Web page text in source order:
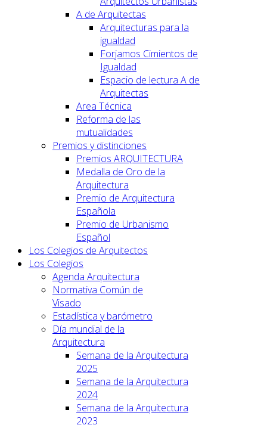
A de Arquitectas
Arquitecturas para la
igualdad
Forjamos Cimientos de
Igualdad
Espacio de lectura A de
Arquitectas
Area Técnica
Reforma de las
mutualidades
Premios y distinciones
Premios ARQUITECTURA
Medalla de Oro de la
Arquitectura
Premio de Arquitectura
Española
Premio de Urbanismo
Español
Los Colegios de Arquitectos
Los Colegios
Agenda Arquitectura
Normativa Común de
Visado
Estadística y barómetro
Día mundial de la
Arquitectura
Semana de la Arquitectura
2025
Semana de la Arquitectura
2024
Semana de la Arquitectura
2023